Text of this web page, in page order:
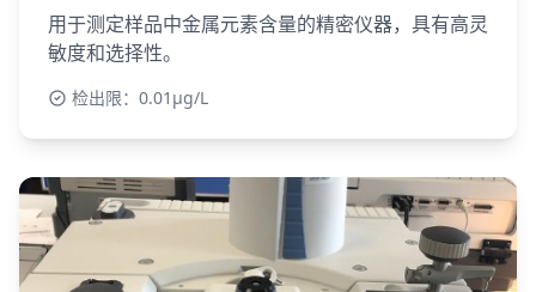
用于测定样品中金属元素含量的精密仪器，具有高灵
敏度和选择性。
检出限：0.01μg/L